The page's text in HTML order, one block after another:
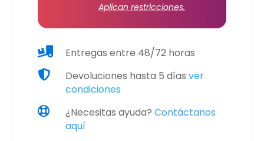
Aplican restricciones.
 Entregas entre 48/72 horas
 Devoluciones hasta 5 días ver
condiciones
 ¿Necesitas ayuda? Contáctanos
aquí